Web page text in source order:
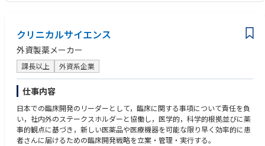
・Global matrix teams
・Regional BI counterparts
・External partners
Academic institutions
Investigators
■Also interfaces with:
・Regulatory authorities
・International societies
・Other relevant international stakeholders
Needs highly effective communication skills in Japanese (written/oral/int
erpersonal) and Business-level English, with proven ability to think strate
gically, lead change, and build teams; preferred experience includes glo
bal/matrix work, system transformation projects, digital/automation to
ols, vendor transition, and ICSR management.
クリニカルサイエンス
外資製薬メーカー
課長以上 外資系企業
仕事内容
日本での臨床開発のリーダーとして，臨床に関する事項について責任を負
い，社内外のステークスホルダーと協働し，医学的，科学的根拠並びに薬
事的観点に基づき，新しい医薬品や医療機器を可能な限り早く効率的に患
者さんに届けるための臨床開発戦略を立案・管理・実行する。